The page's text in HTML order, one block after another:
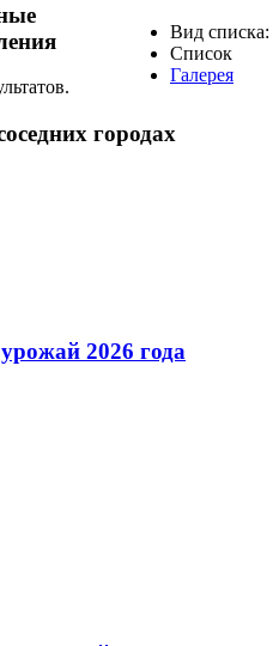
Вид списка:
Список
Галерея
городах
2026 года